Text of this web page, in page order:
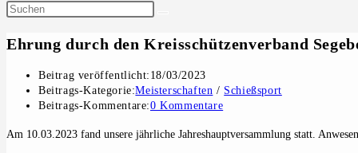
Ehrung durch den Kreisschützenverband
Beitrag veröffentlicht: 18/03/2023
Beitrags-Kategorie:Meisterschaften / Schießsport
Beitrags-Kommentare:0 Kommentare
Am 10.03.2023 fand unsere jährliche Jahreshauptversammlung statt.